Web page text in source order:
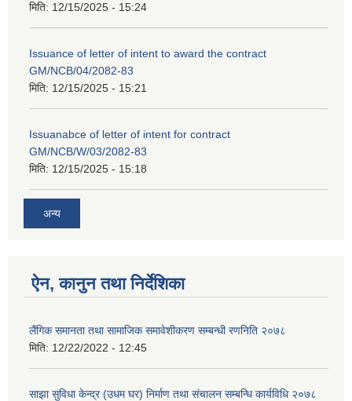
मिति: 12/15/2025 - 15:24
Issuance of letter of intent to award the contract
GM/NCB/04/2082-83
मिति: 12/15/2025 - 15:21
Issuanabce of letter of intent for contract
GM/NCB/W/03/2082-83
मिति: 12/15/2025 - 15:18
अन्य
ऐन, कानुन तथा निर्देशिका
लैंगिक समानता तथा सामाजिक समावेशीकरण सम्बन्धी रणनिति २०७८
मिति: 12/22/2022 - 12:45
साझा सुविधा केन्द्र (उधम घर) निर्माण तथा संचालन सम्बन्धि कार्यविधि २०७८